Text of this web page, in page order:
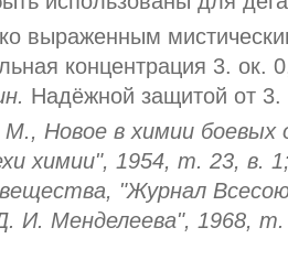
выраженным
концентрация 3. ок.
Надёжной защитой от
Новое в химии боевых
химии", 1954, т. 23, в.
"Журнал
И. Менделеева", 1968,